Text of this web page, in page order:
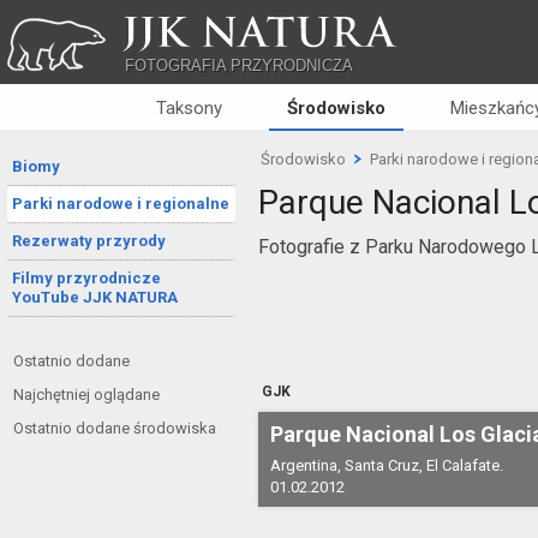
JJK NATURA
FOTOGRAFIA PRZYRODNICZA
Taksony Środowisko
Biomy
Parki narodowe i regionalne
Rezerwaty przyrody
Filmy przyrodnicze
YouTube JJK NATURA
Ostatnio dodane
Najchętniej oglądane
Ostatnio dodane środowiska
Środowisko Parki narodowe i
Parque Nacional
Fotografie z Parku Narodowego
GJK
Parque Nacional Los
Argentina, Santa Cruz, El Calafate.
01.02.2012